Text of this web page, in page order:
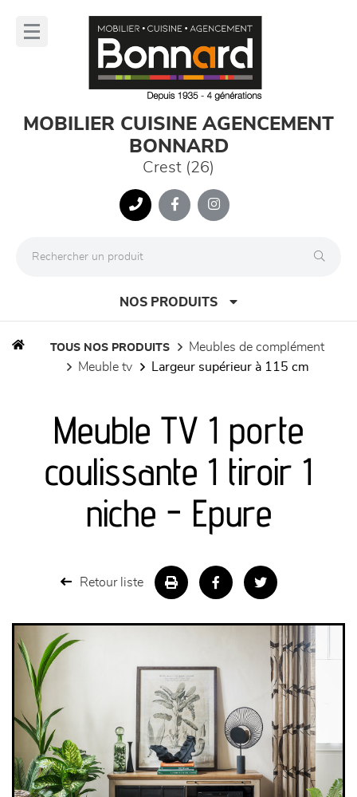
MOBILIER CUISINE AGENCEMENT
BONNARD
Crest (26)
NOS PRODUITS
séjours
meubles de complément
chambres et dressing
TOUS NOS PRODUITS
meubles de complément
meuble tv
largeur supérieur à 115 cm
Meuble TV 1 porte
coulissante 1 tiroir 1
niche - Epure
Retour liste